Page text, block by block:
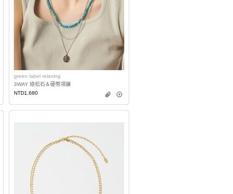
green label relaxing
3WAY 綠松石＆硬幣項鍊
NTD1,680